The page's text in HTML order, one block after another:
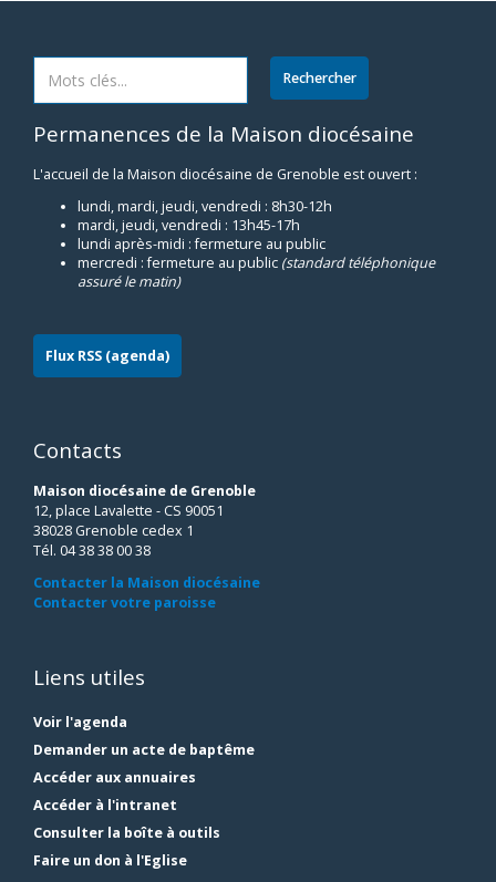
Permanences de la Maison diocésaine
L'accueil de la Maison diocésaine de Grenoble est ouvert :
lundi, mardi, jeudi, vendredi : 8h30-12h
mardi, jeudi, vendredi : 13h45-17h
lundi après-midi : fermeture au public
mercredi : fermeture au public (standard téléphonique
assuré le matin)
Flux RSS (agenda)
Contacts
Maison diocésaine de Grenoble
12, place Lavalette - CS 90051
38028 Grenoble cedex 1
Tél. 04 38 38 00 38
Contacter la Maison diocésaine
Contacter votre paroisse
Liens utiles
Voir l'agenda
Demander un acte de baptême
Accéder aux annuaires
Accéder à l'intranet
Consulter la boîte à outils
Faire un don à l'Eglise